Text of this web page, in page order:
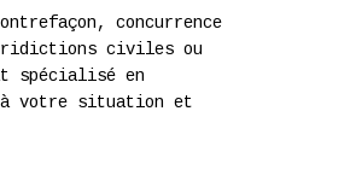
concurrence
civiles ou
spécialisé en
votre situation et